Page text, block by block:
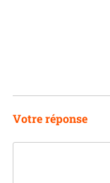
Votre réponse